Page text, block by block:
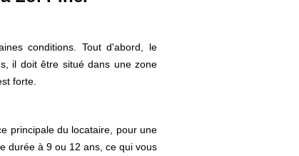
conditions. Tout d'abord, le
il doit être situé dans une zone
forte.
principale du locataire, pour une
durée à 9 ou 12 ans, ce qui vous